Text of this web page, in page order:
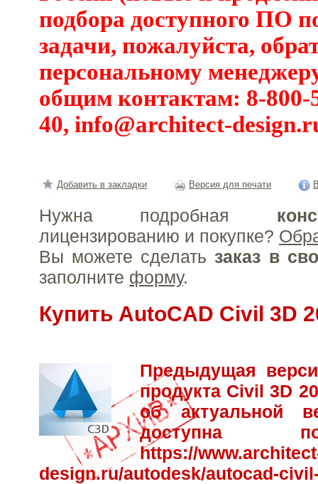
подбора доступного ПО
задачи, пожалуйста,
персональному
общим контактам: 8-800-
40, info@architect-
Добавить в закладки Версия для печати
Нужна подробная
лицензированию и покупке?
Вы можете сделать заказ в
заполните форму.
Купить AutoCAD Civil 3D
Предыдущая
продукта Civil 3D
об актуальной
доступна
https://
design.ru/autodesk/autocad-